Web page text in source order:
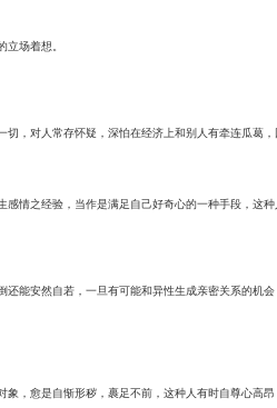
场着想。
，对人常存怀疑，深怕在经济上和别人有牵连瓜葛，
情之经验，当作是满足自己好奇心的一种手段，这
能安然自若，一旦有可能和异性生成亲密关系的机
，愈是自惭形秽，裹足不前，这种人有时自尊心高